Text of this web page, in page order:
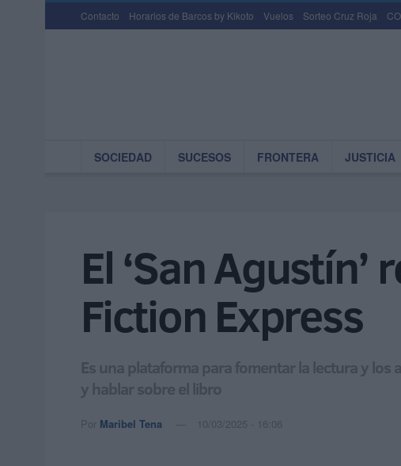
Contacto Horarios de Barcos by Kikoto Vuelos Sorteo Cruz Roja
SOCIEDAD SUCESOS FRONTERA JUSTICIA
El ‘San
Fiction Express
Es una plataforma para fomentar la lectura y
y hablar sobre el libro
Por Maribel Tena 10/03/2025 - 16:06